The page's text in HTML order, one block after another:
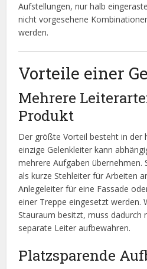
Aufstellungen, nur halb
nicht vorgesehene
werden.
Vorteile einer
Mehrere
Produkt
Der größte Vorteil besteht in der
einzige Gelenkleiter kann
mehrere Aufgaben übernehmen.
als kurze Stehleiter für Arbeiten
Anlegeleiter für eine Fassade
einer Treppe eingesetzt werden.
Stauraum besitzt, muss dadurch
separate Leiter aufbewahren.
Platzsparende